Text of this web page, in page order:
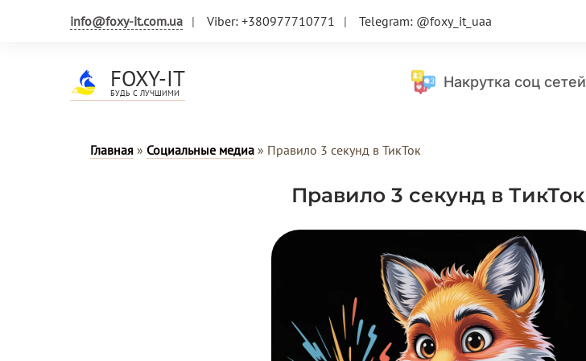
info@foxy-it.com.ua Viber: +380977710771 Telegram: @foxy_it_uaa
FOXY-IT
БУДЬ С ЛУЧШИМИ
Накрутка соц сетей
Главная » Социальные медиа » Правило 3 секунд в ТикТок
Правило 3 секунд в ТикТок